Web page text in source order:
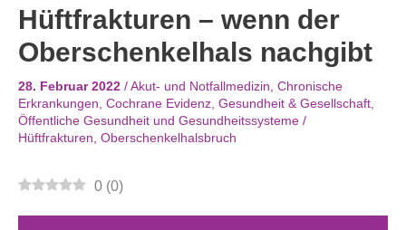
Hüftfrakturen – wenn der
Oberschenkelhals nachgibt
28. Februar 2022 / Akut- und Notfallmedizin Chronische
Erkrankungen Cochrane Evidenz Gesundheit & Gesellschaft
Öffentliche Gesundheit und Gesundheitssysteme /
Hüftfrakturen Oberschenkelhalsbruch
0 (0)